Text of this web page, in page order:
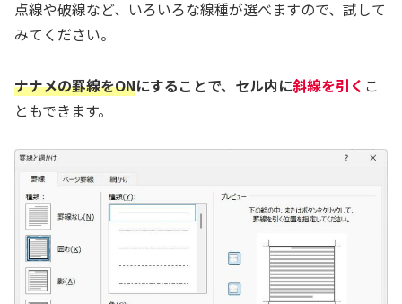
点線や破線など、いろいろな線種が選べますので、試して
みてください。
ナナメの罫線をONにすることで、セル内に斜線を引く こ
ともできます。